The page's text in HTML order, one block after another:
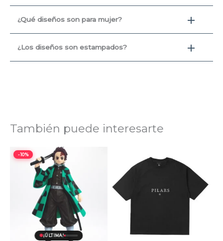
¿Qué diseños son para mujer?
¿Los diseños son estampados?
También puede interesarte
-10%
¡ÚLTIMA!
El
precio
original
era:
$11,99.
El
precio
actual
es:
$10,79.